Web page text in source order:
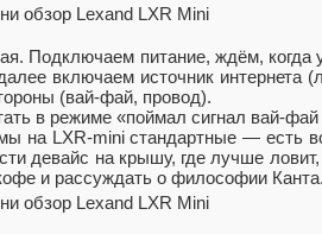
Подключаем питание, ждём, когда
включаем источник интернета
(вай-фай, провод).
в режиме «поймал сигнал вай-
на LXR-mini стандартные — есть
девайс на крышу, где лучше
и рассуждать о философии Канта.